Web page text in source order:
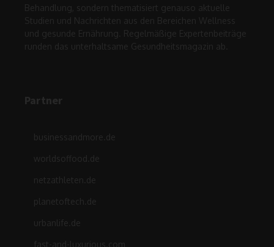
Behandlung, sondern thematisiert genauso aktuelle
Studien und Nachrichten aus den Bereichen Wellness
und gesunde Ernährung. Regelmäßige Expertenbeiträge
runden das unterhaltsame Gesundheitsmagazin ab.
Partner
businessandmore.de
worldsoffood.de
netzathleten.de
planetoftech.de
urbanlife.de
fast-and-luxurious.com